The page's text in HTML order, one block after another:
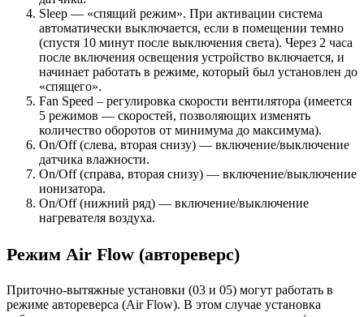
Sleep — «спящий режим». При активации система
автоматически выключается, если в помещении темно
(спустя 10 минут после выключения света). Через 2 часа
после включения освещения устройство включается, и
начинает работать в режиме, который был установлен до
«спящего».
Fan Speed – регулировка скорости вентилятора (имеется
5 режимов — скоростей, позволяющих изменять
количество оборотов от минимума до максимума).
On/Off (слева, вторая снизу) — включение/выключение
датчика влажности.
On/Off (справа, вторая снизу) — включение/выключение
ионизатора.
On/Off (нижний ряд) — включение/выключение
нагревателя воздуха.
Режим Air Flow (автореверс)
Приточно-вытяжные установки (03 и 05) могут работать в
режиме автореверса (Air Flow). В этом случае установка